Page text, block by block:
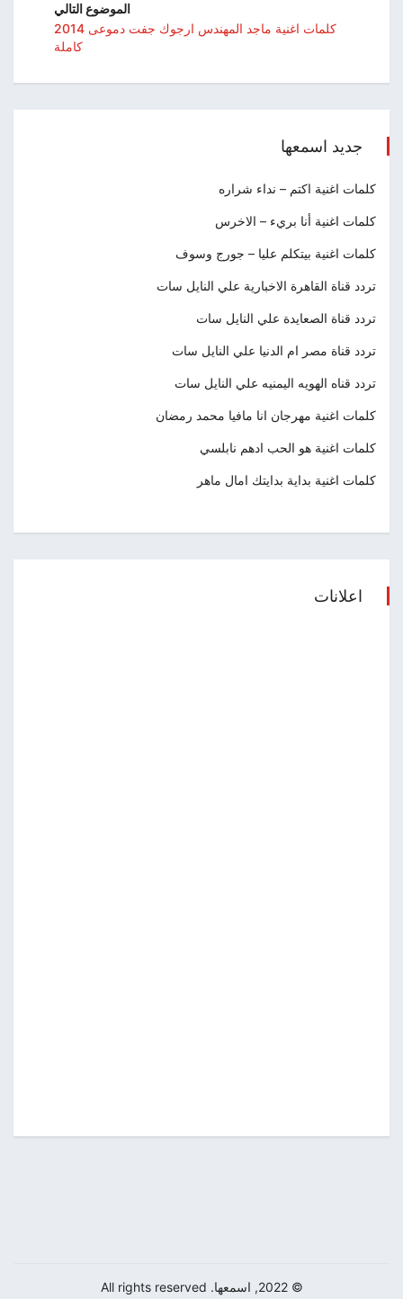
الموضوع التالي
كلمات اغنية ماجد المهندس ارجوك جفت دموعى 2014
كاملة
جديد اسمعها
كلمات اغنية اكتم – نداء شراره
كلمات اغنية أنا بريء – الاخرس
كلمات اغنية بيتكلم عليا – جورج وسوف
تردد قناة القاهرة الاخبارية علي النايل سات
تردد قناة الصعايدة علي النايل سات
تردد قناة مصر ام الدنيا علي النايل سات
تردد قناه الهويه اليمنيه علي النايل سات
كلمات اغنية مهرجان انا مافيا محمد رمضان
كلمات اغنية هو الحب ادهم نابلسي
كلمات اغنية بداية بدايتك امال ماهر
اعلانات
© 2022, اسمعها. All rights reserved